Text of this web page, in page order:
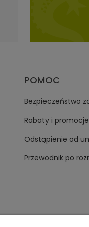
POMOC
Bezpieczeństwo
Rabaty i promocje
Odstąpienie od
Przewodnik po